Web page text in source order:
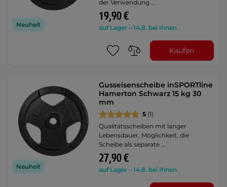
Neuheit
der Verwendung …
19,90 €
auf Lager – 14.8. bei Ihnen
Kaufen
Neuheit
Gusseisenscheibe inSPORTline
Hamerton Schwarz 15 kg 30
mm
5 (1)
Qualitätsscheiben mit langer
Lebensdauer, Möglichkeit, die
Scheibe als separate …
27,90 €
auf Lager – 14.8. bei Ihnen